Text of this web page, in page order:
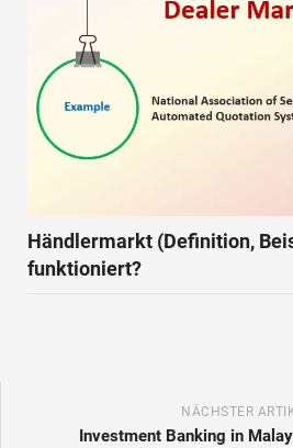
Händlermarkt (Definition,
funktioniert?
NÄCHSTER
Investment Banking in